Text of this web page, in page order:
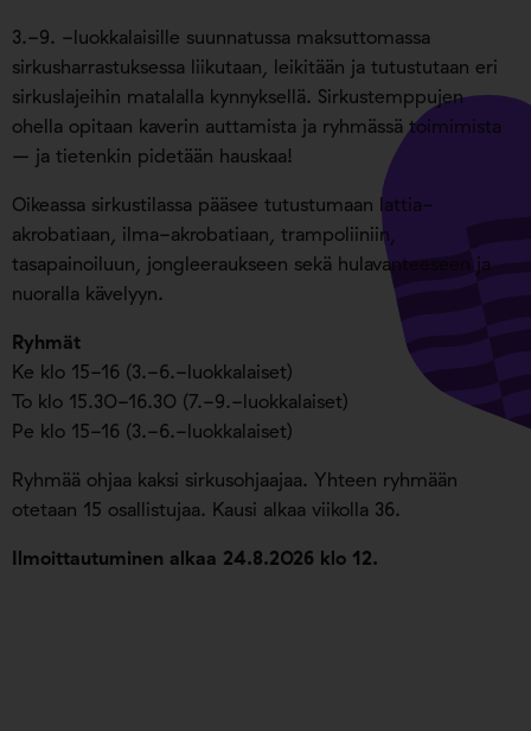
3.-9. -luokkalaisille suunnatussa maksuttomassa
sirkusharrastuksessa liikutaan, leikitään ja tutustutaan eri
sirkuslajeihin matalalla kynnyksellä. Sirkustemppujen
ohella opitaan kaverin auttamista ja ryhmässä toimimista
– ja tietenkin pidetään hauskaa!
Oikeassa sirkustilassa pääsee tutustumaan lattia-
akrobatiaan, ilma-akrobatiaan, trampoliiniin,
tasapainoiluun, jongleeraukseen sekä hulavanteeseen ja
nuoralla kävelyyn.
Ryhmät
Ke klo 15-16 (3.-6.-luokkalaiset)
To klo 15.30-16.30 (7.-9.-luokkalaiset)
Pe klo 15-16 (3.-6.-luokkalaiset)
Ryhmää ohjaa kaksi sirkusohjaajaa. Yhteen ryhmään
otetaan 15 osallistujaa. Kausi alkaa viikolla 36.
Ilmoittautuminen alkaa 24.8.2026 klo 12.